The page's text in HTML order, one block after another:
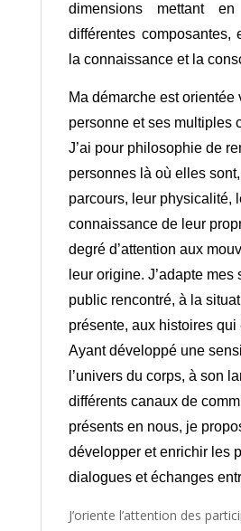
dimensions mettant
différentes composantes,
la connaissance et la
Ma démarche est orientée
personne et ses multiples
J’ai pour philosophie de
personnes là où elles
parcours, leur physicalité,
connaissance de leur
degré d’attention aux
leur origine. J’adapte mes
public rencontré, à la
présente, aux histoires qui
Ayant développé une
l’univers du corps, à son
différents canaux de
présents en nous, je
développer et enrichir les
dialogues et échanges
J’oriente l’attention des